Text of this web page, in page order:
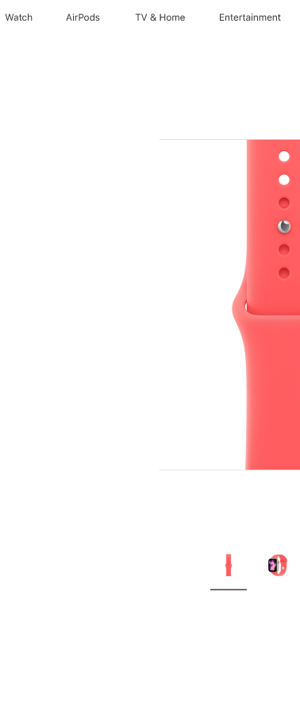
Watch AirPods TV & Home Entertainment